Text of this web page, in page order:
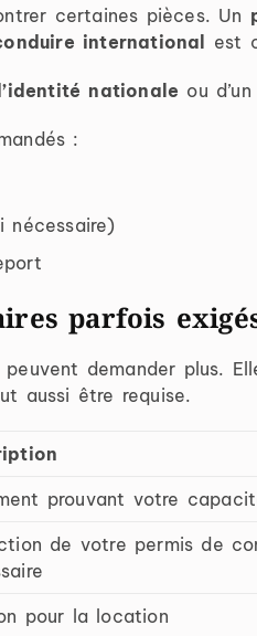
certaines pièces. Un
international est
nationale ou d’un
:
nécessaire)
parfois
demander plus.
aussi être requise.
prouvant votre
de votre permis de
pour la location